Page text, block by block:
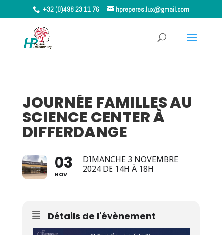
+32 (0)498 23 11 76 hpreperes.lux@gmail.com
JOURNÉE FAMILLES AU
SCIENCE CENTER À
DIFFERDANGE
03
NOV
DIMANCHE 3 NOVEMBRE
2024 DE 14H À 18H
Détails de l'évènement